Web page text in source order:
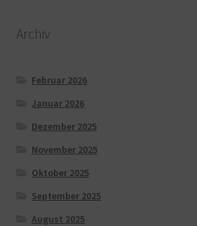
Archiv
Februar 2026
Januar 2026
Dezember 2025
November 2025
Oktober 2025
September 2025
August 2025